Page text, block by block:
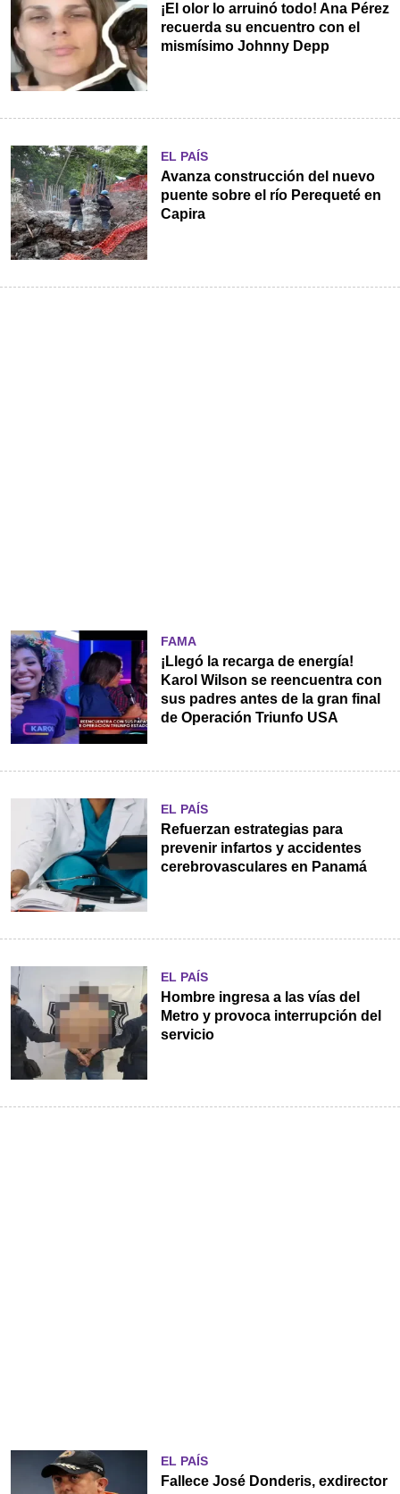
¡El olor lo arruinó todo! Ana Pérez
recuerda su encuentro con el
mismísimo Johnny Depp
EL PAÍS
Avanza construcción del nuevo
puente sobre el río Perequeté en
Capira
FAMA
¡Llegó la recarga de energía!
Karol Wilson se reencuentra con
sus padres antes de la gran final
de Operación Triunfo USA
EL PAÍS
Refuerzan estrategias para
prevenir infartos y accidentes
cerebrovasculares en Panamá
EL PAÍS
Hombre ingresa a las vías del
Metro y provoca interrupción del
servicio
EL PAÍS
Fallece José Donderis, exdirector